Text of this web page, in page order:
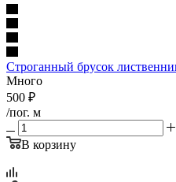
Строганный брусок
Много
500 ₽
/пог. м
В корзину